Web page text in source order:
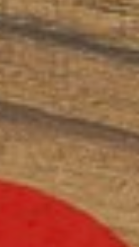
KOOLIDELE
Registreeru
Koolituskeskus
ÜLDINE INFO